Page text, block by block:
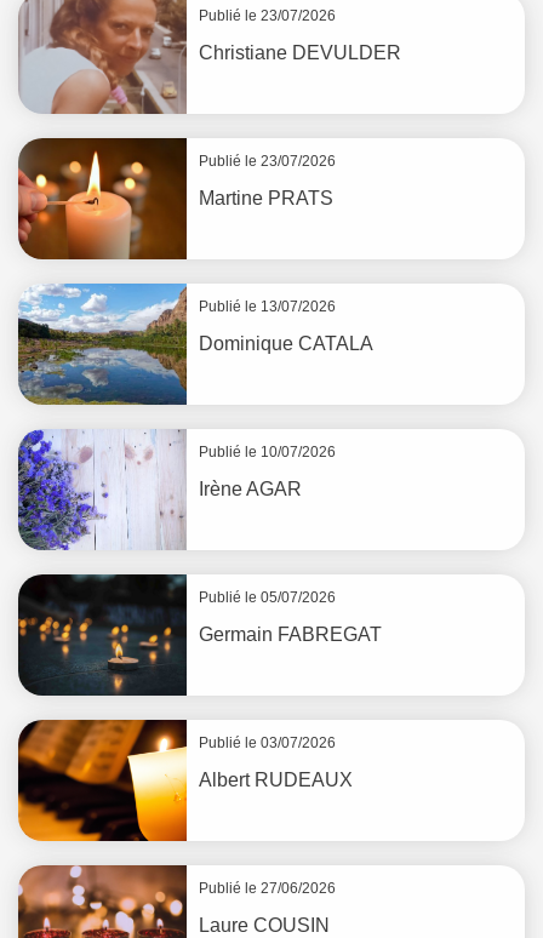
Publié le 23/07/2026
Christiane DEVULDER
Publié le 23/07/2026
Martine PRATS
Publié le 13/07/2026
Dominique CATALA
Publié le 10/07/2026
IrèneAGAR
Publié le 05/07/2026
Germain FABREGAT
Publié le 03/07/2026
Albert RUDEAUX
Publié le 27/06/2026
Laure COUSIN